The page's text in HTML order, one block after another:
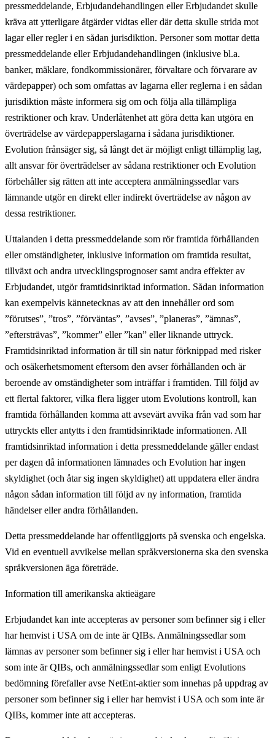
pressmeddelande, Erbjudandehandlingen eller Erbjudandet skulle
kräva att ytterligare åtgärder vidtas eller där detta skulle strida mot
lagar eller regler i en sådan jurisdiktion. Personer som mottar detta
pressmeddelande eller Erbjudandehandlingen (inklusive bl.a.
banker, mäklare, fondkommissionärer, förvaltare och förvarare av
värdepapper) och som omfattas av lagarna eller reglerna i en sådan
jurisdiktion måste informera sig om och följa alla tillämpliga
restriktioner och krav. Underlåtenhet att göra detta kan utgöra en
överträdelse av värdepapperslagarna i sådana jurisdiktioner.
Evolution frånsäger sig, så långt det är möjligt enligt tillämplig lag,
allt ansvar för överträdelser av sådana restriktioner och Evolution
förbehåller sig rätten att inte acceptera anmälningssedlar vars
lämnande utgör en direkt eller indirekt överträdelse av någon av
dessa restriktioner.
Uttalanden i detta pressmeddelande som rör framtida förhållanden
eller omständigheter, inklusive information om framtida resultat,
tillväxt och andra utvecklingsprognoser samt andra effekter av
Erbjudandet, utgör framtidsinriktad information. Sådan information
kan exempelvis kännetecknas av att den innehåller ord som
”förutses”, ”tros”, ”förväntas”, ”avses”, ”planeras”, ”ämnas”,
”eftersträvas”, ”kommer” eller ”kan” eller liknande uttryck.
Framtidsinriktad information är till sin natur förknippad med risker
och osäkerhetsmoment eftersom den avser förhållanden och är
beroende av omständigheter som inträffar i framtiden. Till följd av
ett flertal faktorer, vilka flera ligger utom Evolutions kontroll, kan
framtida förhållanden komma att avsevärt avvika från vad som har
uttryckts eller antytts i den framtidsinriktade informationen. All
framtidsinriktad information i detta pressmeddelande gäller endast
per dagen då informationen lämnades och Evolution har ingen
skyldighet (och åtar sig ingen skyldighet) att uppdatera eller ändra
någon sådan information till följd av ny information, framtida
händelser eller andra förhållanden.
Detta pressmeddelande har offentliggjorts på svenska och engelska.
Vid en eventuell avvikelse mellan språkversionerna ska den svenska
språkversionen äga företräde.
Information till amerikanska aktieägare
Erbjudandet kan inte accepteras av personer som befinner sig i eller
har hemvist i USA om de inte är QIBs. Anmälningssedlar som
lämnas av personer som befinner sig i eller har hemvist i USA och
som inte är QIBs, och anmälningssedlar som enligt Evolutions
bedömning förefaller avse NetEnt-aktier som innehas på uppdrag av
personer som befinner sig i eller har hemvist i USA och som inte är
QIBs, kommer inte att accepteras.